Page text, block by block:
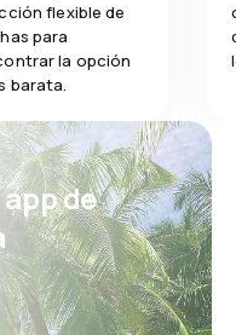
flexible de
para
la opción
barata.
app de